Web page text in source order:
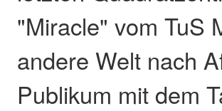
"Miracle" vom TuS
andere Welt nach
Publikum mit dem